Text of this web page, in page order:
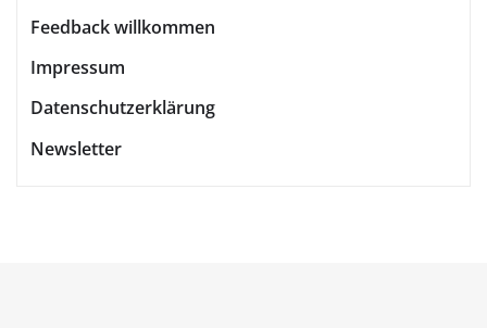
Feedback willkommen
Impressum
Datenschutzerklärung
Newsletter